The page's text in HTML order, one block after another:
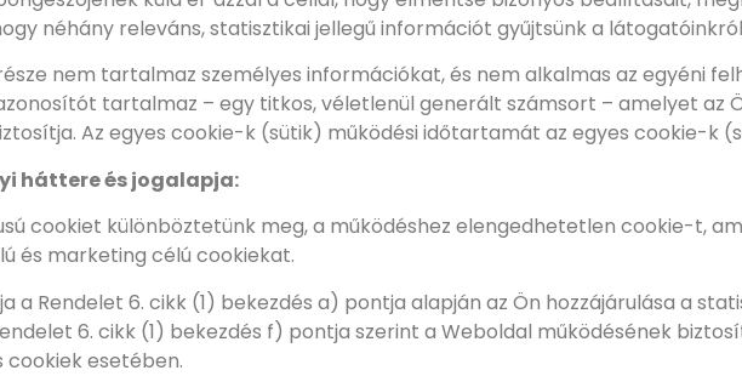
néhány releváns, statisztikai jellegű információt gyűjtsünk a
nem tartalmaz személyes információkat, és nem alkalmas az egyéni
tartalmaz – egy titkos, véletlenül generált számsort – amelyet az
Az egyes cookie-k (sütik) működési időtartamát az egyes cookie-k
háttere és jogalapja:
cookiet különböztetünk meg, a működéshez elengedhetetlen cookie-t,
és marketing célú cookiekat.
a Rendelet 6. cikk (1) bekezdés a) pontja alapján az Ön hozzájárulása a
6. cikk (1) bekezdés f) pontja szerint a Weboldal működésének
cookiek esetében.